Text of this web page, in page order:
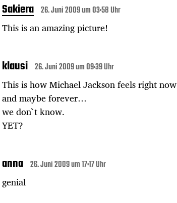
Sakiera 26. Juni 2009 um 03:58 Uhr
This is an amazing picture!
klausi 26. Juni 2009 um 09:39 Uhr
This is how Michael Jackson feels right now
and maybe forever…
we don`t know.
YET?
anna 26. Juni 2009 um 17:17 Uhr
genial